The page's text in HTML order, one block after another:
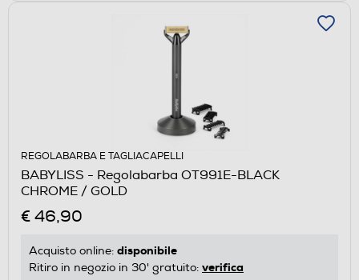
REGOLABARBA E TAGLIACAPELLI
BABYLISS - Regolabarba OT991E-BLACK
CHROME / GOLD
€ 46,90
Acquisto online: disponibile
Ritiro in negozio in 30' gratuito: verifica